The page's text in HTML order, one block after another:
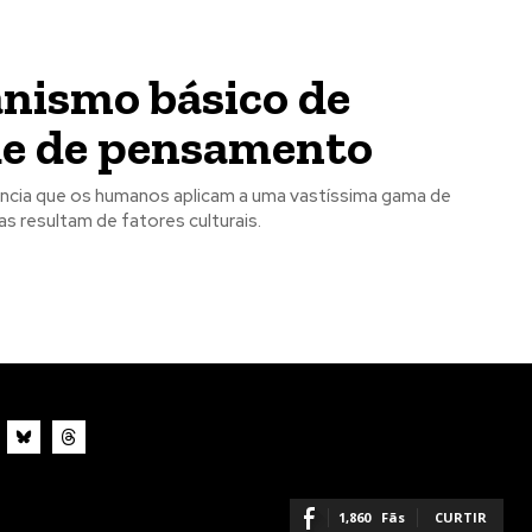
básico de
de pensamento
que os humanos aplicam a uma vastíssima gama de
resultam de fatores culturais.
1,860 Fãs CURTIR